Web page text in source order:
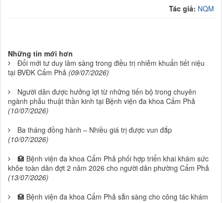
Tác giả: NQM
Những tin mới hơn
Đổi mới tư duy lâm sàng trong điều trị nhiễm khuẩn tiết niệu
tại BVĐK Cẩm Phả (09/07/2026)
Người dân được hưởng lợi từ những tiến bộ trong chuyên
ngành phẫu thuật thần kinh tại Bệnh viện đa khoa Cẩm Phả
(10/07/2026)
Ba tháng đồng hành – Nhiều giá trị được vun đắp
(10/07/2026)
🏥 Bệnh viện đa khoa Cẩm Phả phối hợp triển khai khám sức
khỏe toàn dân đợt 2 năm 2026 cho người dân phường Cẩm Phả
(13/07/2026)
🏥 Bệnh viện đa khoa Cẩm Phả sẵn sàng cho công tác khám